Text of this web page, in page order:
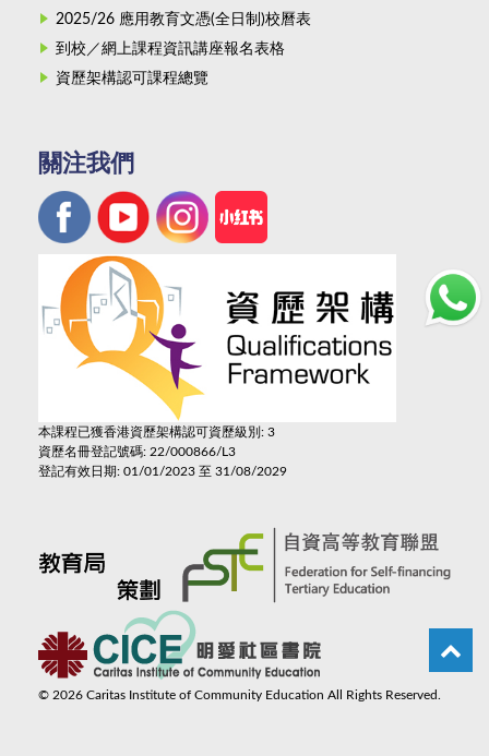
2025/26 應用教育文憑(全日制)校曆表
到校／網上課程資訊講座報名表格
資歷架構認可課程總覽
關注我們
本課程已獲香港資歷架構認可資歷級別: 3
資歷名冊登記號碼: 22/000866/L3
登記有效日期: 01/01/2023 至 31/08/2029
© 2026 Caritas Institute of Community Education All Rights Reserved.